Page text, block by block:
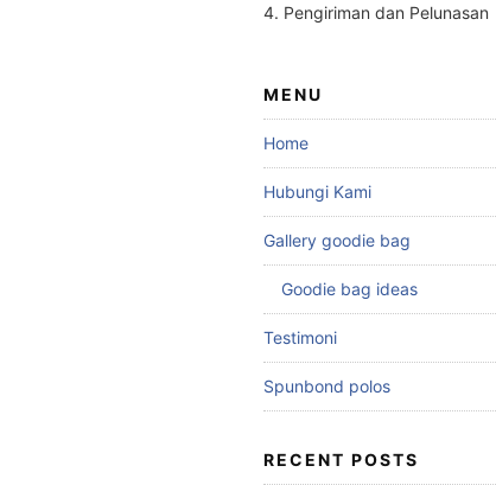
4. Pengiriman dan Pelunasan
MENU
Home
Hubungi Kami
Gallery goodie bag
Goodie bag ideas
Testimoni
Spunbond polos
RECENT POSTS